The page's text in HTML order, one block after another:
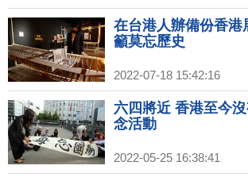
在台港人辦備份香港
籲莫忘歷史
2022-07-18 15:42:16
六四將近 香港至今
念活動
2022-05-25 16:38:41